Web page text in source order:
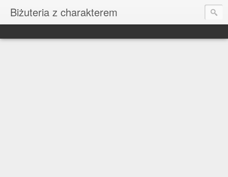
Biżuteria z charakterem